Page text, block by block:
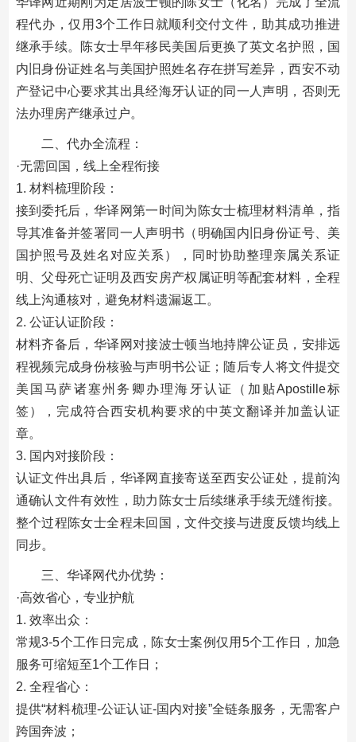
程代办，仅用3个工作日就顺利交付文件，助其成功推进
继承手续。陈女士早年移民美国后更换了英文名护照，国
内旧身份证姓名与美国护照姓名存在拼写差异，西安不动
产登记中心要求其出具经海牙认证的同一人声明，否则无
法办理房产继承过户。
二、代办全流程：
·无需回国，线上全程衔接
1. 材料梳理阶段：
接到委托后，华译网第一时间为陈女士梳理材料清单，指
导其准备并签署同一人声明书（明确国内旧身份证号、美
国护照号及姓名对应关系），同时协助整理亲属关系证
明、父母死亡证明及西安房产权属证明等配套材料，全程
线上沟通核对，避免材料遗漏返工。
2. 公证认证阶段：
材料齐备后，华译网对接波士顿当地持牌公证员，安排远
程视频完成身份核验与声明书公证；随后专人将文件提交
美国马萨诸塞州务卿办理海牙认证（加贴Apostille标
签），完成符合西安机构要求的中英文翻译并加盖认证
章。
3. 国内对接阶段：
认证文件出具后，华译网直接寄送至西安公证处，提前沟
通确认文件有效性，助力陈女士后续继承手续无缝衔接。
整个过程陈女士全程未回国，文件交接与进度反馈均线上
同步。
三、华译网代办优势：
·高效省心，专业护航
1. 效率出众：
常规3-5个工作日完成，陈女士案例仅用5个工作日，加急
服务可缩短至1个工作日；
2. 全程省心：
提供“材料梳理-公证认证-国内对接”全链条服务，无需客户
跨国奔波；